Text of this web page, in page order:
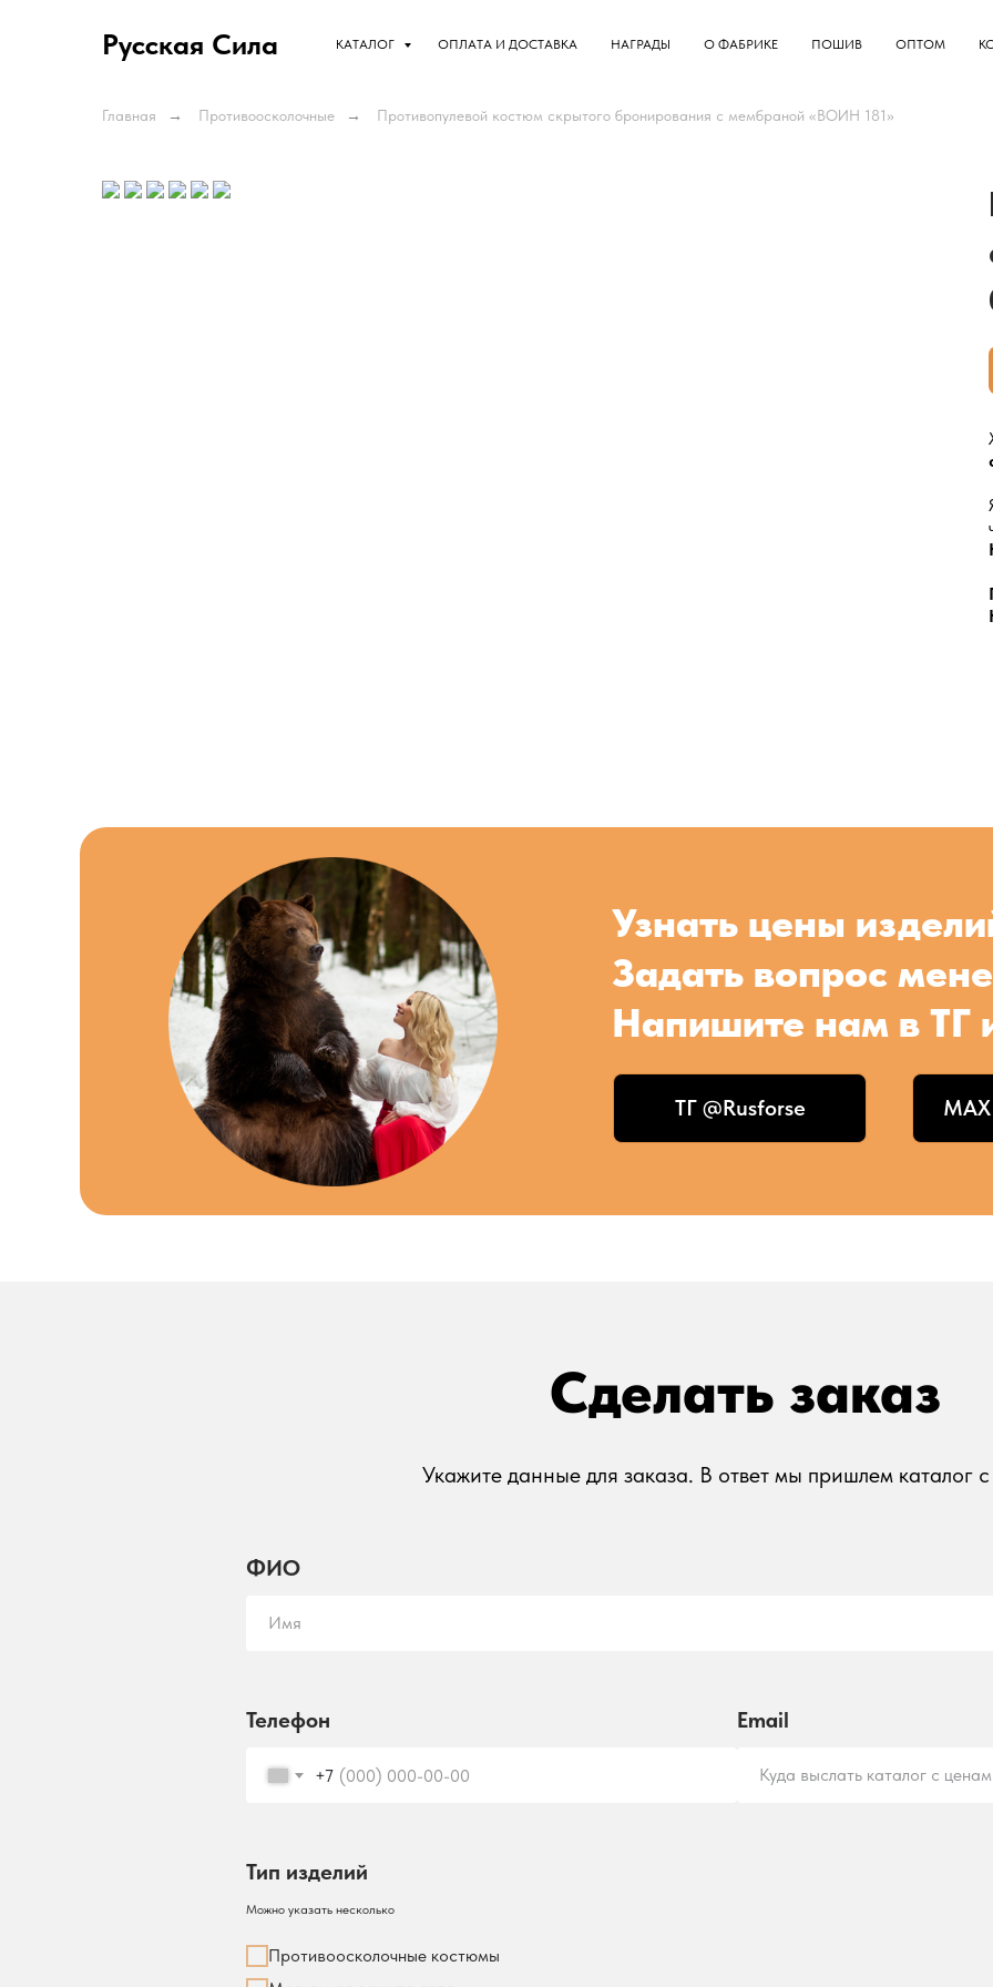
Русская Сила КАТАЛОГ ОПЛАТА И ДОСТАВКА НАГРАДЫ О ФАБРИКЕ ПОШИВ ОПТОМ
Главная → Противоосколочные → Противопулевой костюм скрытого бронирования с мембраной «ВОИН 181»
Узнать цены
Задать вопрос
Напишите нам в ТГ
ТГ @Rusforse
ФИО
Имя
Телефон
+7
Email
Куда выслать каталог с
Тип изделий
Можно указать несколько
Противоосколочные костюмы
Сделать заказ
Укажите данные для заказа. В ответ мы пришлем каталог